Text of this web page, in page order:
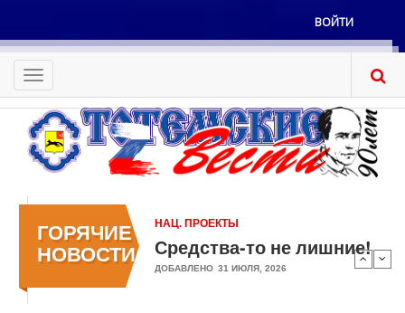
основному
содержанию
Меню
учётной
записи
пользователя
ВОЙТИ
Toggle
navigation
ГОРЯЧИЕ
НОВОСТИ
НАЦ. ПРОЕКТЫ
Средства-то не лишние!
ДОБАВЛЕНО 31 ИЮЛЯ, 2026